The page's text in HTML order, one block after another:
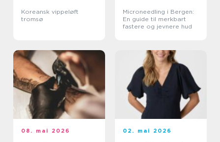
Koreansk vippeløft
tromsø
Microneedling i Bergen:
En guide til merkbart
fastere og jevnere hud
08. mai 2026 02. mai 2026